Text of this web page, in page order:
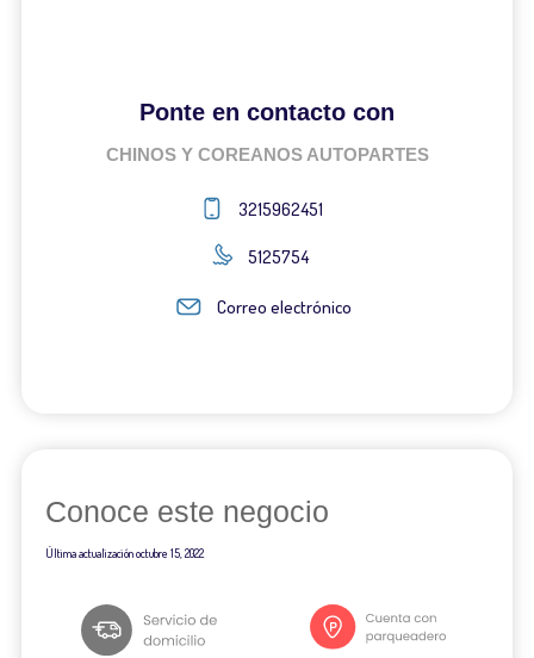
Ponte en contacto con
CHINOS Y COREANOS AUTOPARTES
3215962451
5125754
Correo electrónico
Conoce este negocio
Última actualizaciónoctubre 15, 2022